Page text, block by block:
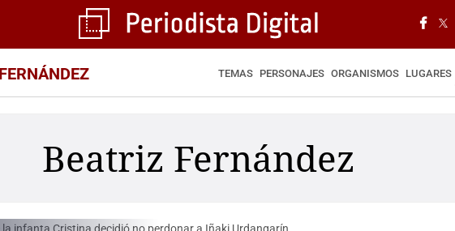
TEMAS PERSONAJES ORGANISMOS LUGARES
Beatriz Fernández